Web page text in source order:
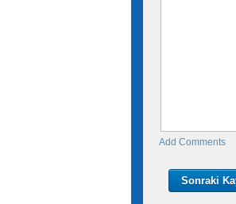
Add Comments
Sonraki